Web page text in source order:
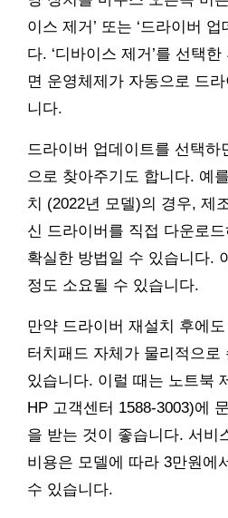
이스 제거’ 또는 ‘드라이버 업
다. ‘디바이스 제거’를 선택
면 운영체제가 자동으로 드
니다.
드라이버 업데이트를 선택하
으로 찾아주기도 합니다. 예
치 (2022년 모델)의 경우, 제
신 드라이버를 직접 다운로
확실한 방법일 수 있습니다.
정도 소요될 수 있습니다.
만약 드라이버 재설치 후에
터치패드 자체가 물리적으로
있습니다. 이럴 때는 노트북
HP 고객센터 1588-3003)에
을 받는 것이 좋습니다. 서비
비용은 모델에 따라 3만원에
수 있습니다.